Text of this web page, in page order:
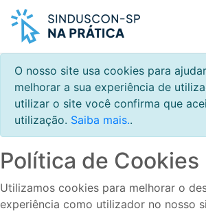
O nosso site usa cookies para
melhorar a sua experiência de
utilizar o site você confirma que
utilização. Saiba mais..
Política de Cookies
Utilizamos cookies para melhorar o
experiência como utilizador no nosso